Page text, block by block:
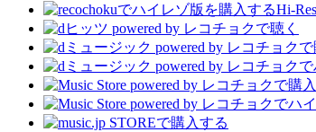
Hi-Res